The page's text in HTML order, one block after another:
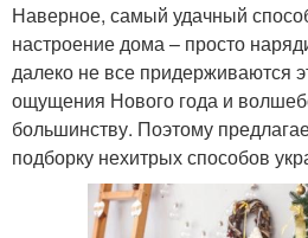
Наверное, самый удачный
настроение дома – просто
далеко не все придерживаются
ощущения Нового года и
большинству. Поэтому
подборку нехитрых способов